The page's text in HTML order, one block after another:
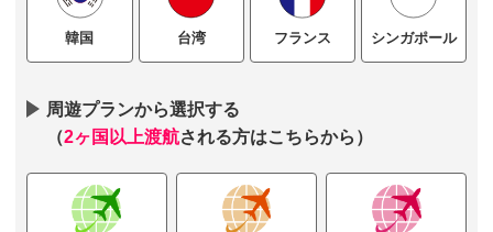
韓国 台湾 フランス シンガポール
周遊プランから選択する
（2ヶ国以上渡航される方はこちらから）